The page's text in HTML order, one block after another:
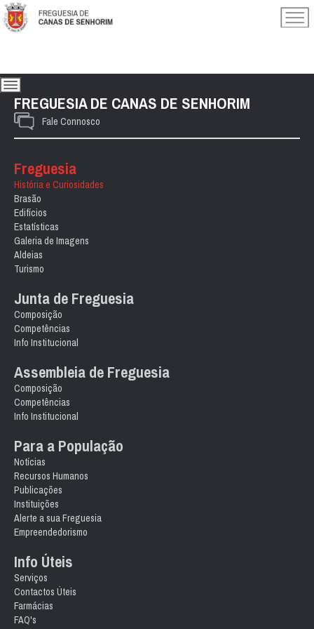
FREGUESIA DE CANAS DE SENHORIM
Fale Connosco
Freguesia
História e Curiosidades
Brasão
Edifícios
Estatísticas
Galeria de Imagens
Aldeias
Turismo
Junta de Freguesia
Composição
Competências
Info Institucional
Assembleia de Freguesia
Composição
Competências
Info Institucional
Para a População
Notícias
Recursos Humanos
Publicações
Instituições
Alerte a sua Freguesia
Empreendedorismo
Info Úteis
Serviços
Contactos Úteis
Farmácias
FAQ's